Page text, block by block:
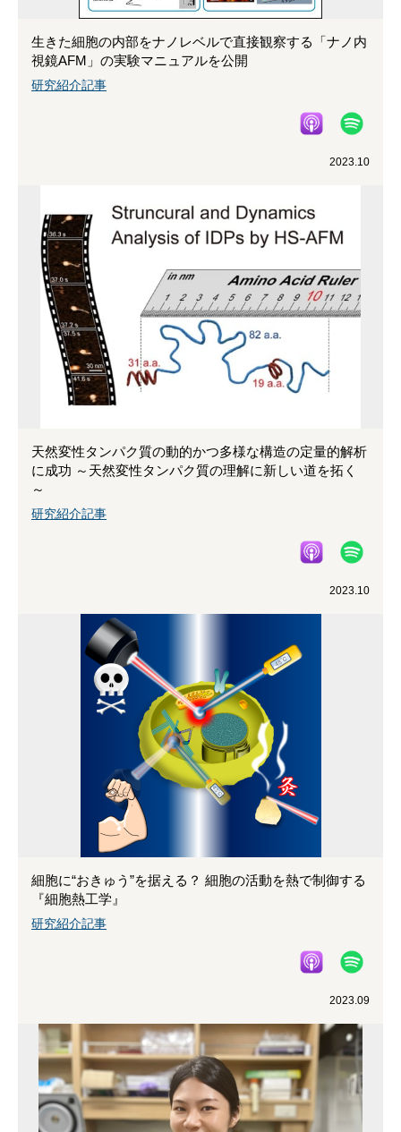
生きた細胞の内部をナノレベルで直接観察する「ナノ内
視鏡AFM」の実験マニュアルを公開
研究紹介記事
2023.10
天然変性タンパク質の動的かつ多様な構造の定量的解析
に成功 ～天然変性タンパク質の理解に新しい道を拓く
～
研究紹介記事
2023.10
細胞に“おきゅう”を据える？ 細胞の活動を熱で制御する
『細胞熱工学』
研究紹介記事
2023.09